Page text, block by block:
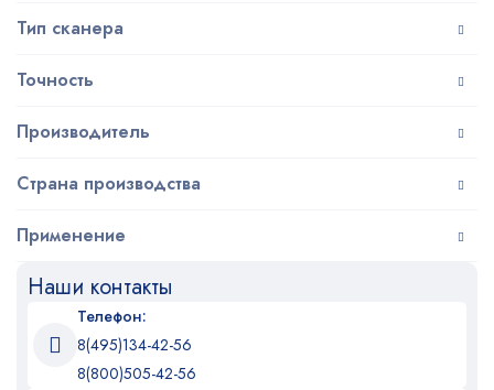
Тип сканера
Точность
Производитель
Страна производства
Применение
Наши контакты
Телефон:
8(495)134-42-56
8(800)505-42-56